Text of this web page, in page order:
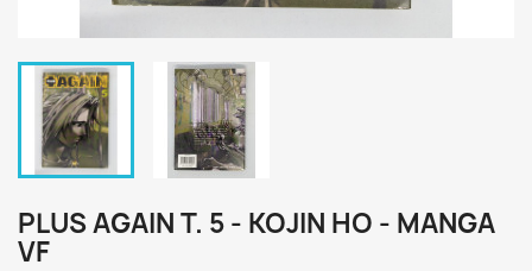
PLUS AGAIN T. 5 - KOJIN HO - MANGA
VF